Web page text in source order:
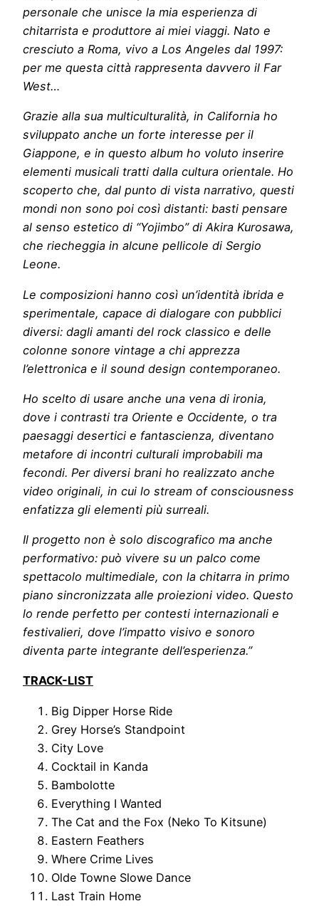
personale che unisce la mia esperienza di
chitarrista e produttore ai miei viaggi. Nato e
cresciuto a Roma, vivo a Los Angeles dal 1997:
per me questa città rappresenta davvero il Far
West…
Grazie alla sua multiculturalità, in California ho
sviluppato anche un forte interesse per il
Giappone, e in questo album ho voluto inserire
elementi musicali tratti dalla cultura orientale. Ho
scoperto che, dal punto di vista narrativo, questi
mondi non sono poi così distanti: basti pensare
al senso estetico di “Yojimbo” di Akira Kurosawa,
che riecheggia in alcune pellicole di Sergio
Leone.
Le composizioni hanno così un’identità ibrida e
sperimentale, capace di dialogare con pubblici
diversi: dagli amanti del rock classico e delle
colonne sonore vintage a chi apprezza
l’elettronica e il sound design contemporaneo.
Ho scelto di usare anche una vena di ironia,
dove i contrasti tra Oriente e Occidente, o tra
paesaggi desertici e fantascienza, diventano
metafore di incontri culturali improbabili ma
fecondi. Per diversi brani ho realizzato anche
video originali, in cui lo stream of consciousness
enfatizza gli elementi più surreali.
Il progetto non è solo discografico ma anche
performativo: può vivere su un palco come
spettacolo multimediale, con la chitarra in primo
piano sincronizzata alle proiezioni video. Questo
lo rende perfetto per contesti internazionali e
festivalieri, dove l’impatto visivo e sonoro
diventa parte integrante dell’esperienza.”
TRACK-LIST
Big Dipper Horse Ride
Grey Horse’s Standpoint
City Love
Cocktail in Kanda
Bambolotte
Everything I Wanted
The Cat and the Fox (Neko To Kitsune)
Eastern Feathers
Where Crime Lives
Olde Towne Slowe Dance
Last Train Home